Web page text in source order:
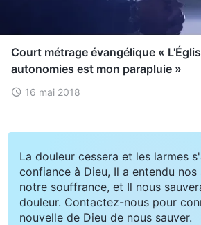
Court métrage évangélique «
autonomies est mon parapluie »
16 mai 2018
La douleur cessera et les larmes
confiance à Dieu, Il a entendu nos
notre souffrance, et Il nous
douleur. Contactez-nous pour
nouvelle de Dieu de nous sauver.